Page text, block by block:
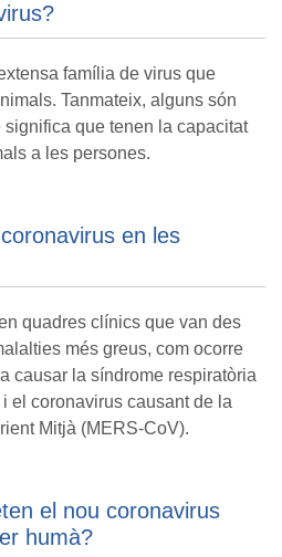
família de virus que
Tanmateix, alguns són
que tenen la capacitat
a les persones.
en les
quadres clínics que van des
més greus, com ocorre
causar la síndrome respiratòria
el coronavirus causant de la
Mitjà (MERS-CoV).
el nou coronavirus
humà?